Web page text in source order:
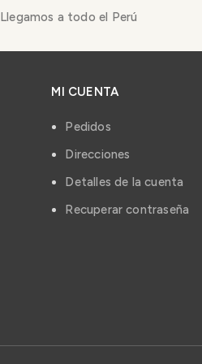
Llegamos a todo el Perú
MI CUENTA
Pedidos
Direcciones
Detalles de la cuenta
Recuperar contraseña